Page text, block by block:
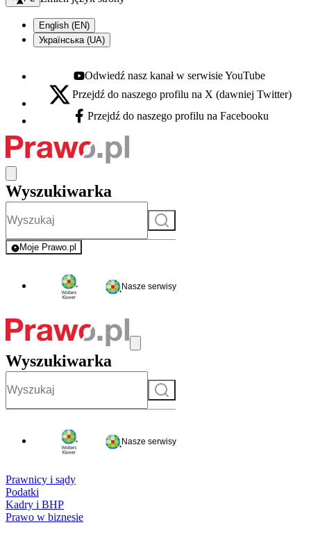
English (EN)
Українська (UA)
Youtube - otwiera się w nowej karcie
Odwiedź nasz kanał w serwisie YouTube
X - otwiera się w nowej karcie
Przejdź do naszego profilu na X (dawniej Twitter)
Facebook - otwiera się w nowej karcie
Przejdź do naszego profilu na Facebooku
Wyszukiwarka
Szukaj
Moje Prawo.pl
- rejestracja i logowanie do serwisu
Nasze serwisy
Wyszukiwarka
Szukaj
Nasze serwisy
Prawnicy i sądy
Podatki
Kadry i BHP
Prawo w biznesie